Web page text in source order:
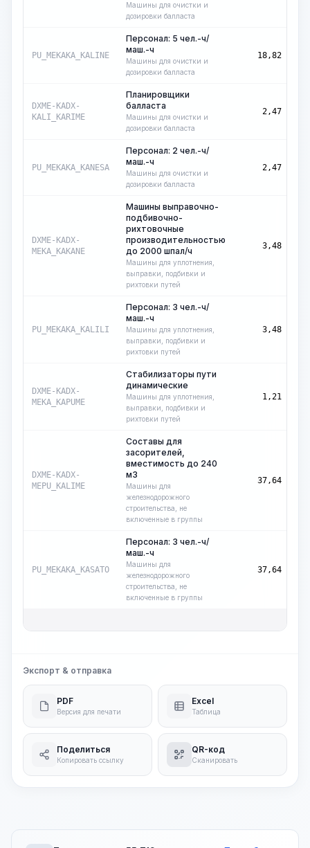
Машины для очистки и
дозировки балласта
PU_MEKAKA_KALINE
Персонал: 5 чел.-ч/
маш.-ч
Машины для очистки и
дозировки балласта
18,82
DXME-KADX-
KALI_KARIME
Планировщики
балласта
Машины для очистки и
дозировки балласта
2,47
PU_MEKAKA_KANESA
Персонал: 2 чел.-ч/
маш.-ч
Машины для очистки и
дозировки балласта
2,47
DXME-KADX-
MEKA_KAKANE
Машины выправочно-
подбивочно-
рихтовочные
производительностью
до 2000 шпал/ч
Машины для уплотнения,
выправки, подбивки и
рихтовки путей
3,48
PU_MEKAKA_KALILI
Персонал: 3 чел.-ч/
маш.-ч
Машины для уплотнения,
выправки, подбивки и
рихтовки путей
3,48
DXME-KADX-
MEKA_KAPUME
Стабилизаторы пути
динамические
Машины для уплотнения,
выправки, подбивки и
рихтовки путей
1,21
DXME-KADX-
MEPU_KALIME
Составы для
засорителей,
вместимость до 240
м3
Машины для
железнодорожного
строительства, не
включенные в группы
37,64
PU_MEKAKA_KASATO
Персонал: 3 чел.-ч/
маш.-ч
Машины для
железнодорожного
строительства, не
включенные в группы
37,64
Экспорт & отправка
PDF
Версия для печати
Excel
Таблица
Поделиться
Копировать ссылку
QR-код
Сканировать